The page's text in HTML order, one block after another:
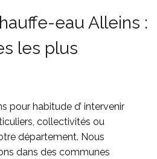
eau Alleins :
les plus
pour habitude d’ intervenir
collectivités ou
département. Nous
dans des communes